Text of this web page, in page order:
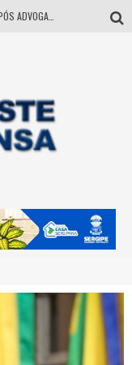
TRT MULTA EMPRESA APÓS ADVOGADA USAR IA E INVENTAR PRECEDENTES JUDICIAIS
Mulher morre durante operação contra grupo investigado por roubo de cargas e tráfico de drogas em Sergipe